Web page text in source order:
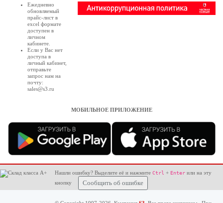
Ежедневно
обновляемый
прайс-лист в
excel формате
доступен в
личном
кабинете
Если у Вас нет
доступа в
личный кабинет,
отправьте
запрос нам на
почту:
sales@s3.ru
МОБИЛЬНОЕ ПРИЛОЖЕНИЕ
Нашли ошибку? Выделите её и нажмите Ctrl + Enter или на эту
кнопку
Сообщить об ошибке